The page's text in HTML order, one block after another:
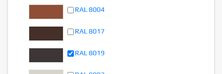
RAL 8004
RAL 8017
RAL 8019